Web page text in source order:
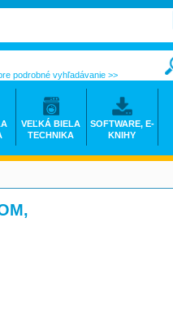
podrobné vyhľadávanie >>
VEĽKÁ BIELA
TECHNIKA
SOFTWARE, E-
KNIHY